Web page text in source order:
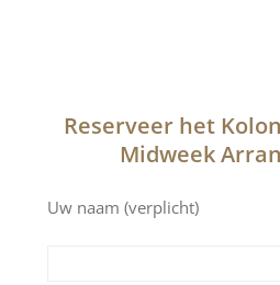
Reserveer het
Midweek
Uw naam (verplicht)